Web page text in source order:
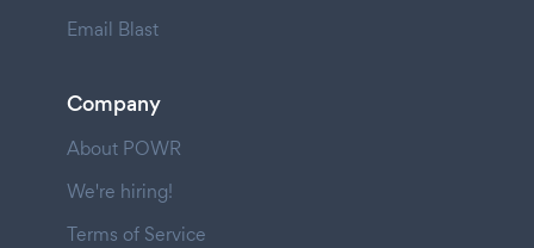
Email Blast
Company
About POWR
We're hiring!
Terms of Service